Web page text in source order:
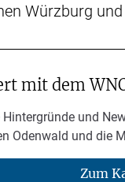
Würzburg
mit dem
und
Odenwald und die
Zum